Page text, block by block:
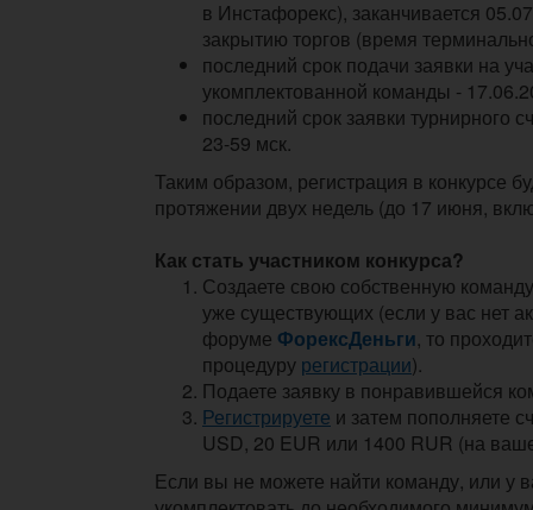
в Инстафорекс), заканчивается
закрытию торгов (время
последний срок подачи заявки на
укомплектованной команды -
последний срок заявки турнирного
23-59 мск.
Таким образом, регистрация в конкурсе
протяжении двух недель (до 17 июня,
Как стать участником конкурса?
Создаете свою собственную
уже существующих (если у вас нет
форуме ФорексДеньги, то
процедуру регистрации).
Подаете заявку в понравившейся
Регистрируете и затем пополняете
USD, 20 EUR или 1400 RUR (на
Если вы не можете найти команду, или у